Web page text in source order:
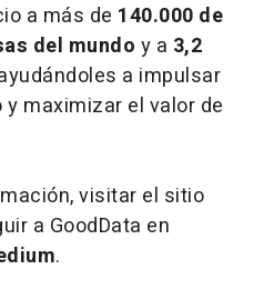
a más de 140.000 de
del mundo y a 3,2
a impulsar
maximizar el valor de
visitar el sitio
a GoodData en
.